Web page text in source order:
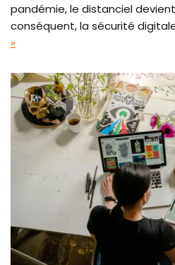
pandémie, le distanciel
conséquent, la sécurité
»